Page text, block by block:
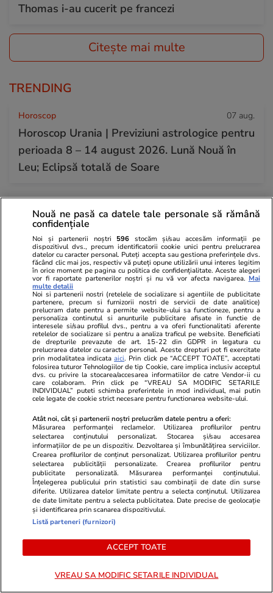
Thomas i-au cucerit pe francezi
Citește mai multe
TRENDING
Horoscop 07 aug.
Horoscop Urania | Previziuni astrologice pentru
perioada 8 – 14 august 2026. Lună Nouă în
Leu; Eclipsă totală de Soare
Vremea extremă a făcut ravagii în Brașov, Cluj,
Sibiu și Bihor. Copaci doborâți, acoperișuri
smulse și inundații
Știri România 07 aug.
Debitul Dunării a atins un minim istoric, dar
hidrologii anunță că fluviul va începe să
crească din 13 august: „Am mai câștiga 3-4
zile”
Știri România 07 aug.
Noi reguli la graniță pentru români. ANAF și
Autoritatea Vamală vor să impună o limită de
40 de pachete de țigări la fiecare 40 de zile
Nouă ne pasă ca datele tale personale să rămână
confidențiale
Noi și partenerii noștri 596 stocăm și/sau accesăm informații pe
dispozitivul dvs., precum identificatorii cookie unici pentru prelucrarea
datelor cu caracter personal. Puteți accepta sau gestiona preferințele dvs.
făcând clic mai jos, respectiv vă puteți opune utilizării unui interes legitim
în orice moment pe pagina cu politica de confidențialitate. Aceste alegeri
vor fi raportate partenerilor noștri și nu vă vor afecta navigarea. Mai
multe detalii
Noi si partenerii nostri (retelele de socializare si agentiile de publicitate
partenere, precum si furnizorii nostri de servicii de date analitice)
prelucram date pentru a permite website-ului sa functioneze, pentru a
personaliza continutul si anunturile publicitare afisate in functie de
interesele si/sau profilul dvs., pentru a va oferi functionalitati aferente
retelelor de socializare si pentru a analiza traficul pe website. Beneficiati
de drepturile prevazute de art. 15-22 din GDPR in legatura cu
prelucrarea datelor cu caracter personal. Aceste drepturi pot fi exercitate
prin modalitatea indicataaici. Prin click pe “ACCEPT TOATE”, acceptati
folosirea tuturor Tehnologiilor de tip Cookie, care implica inclusiv acceptul
dvs. cu privire la stocarea/accesarea informatiilor de catre Vendor-ii cu
care colaboram. Prin click pe “VREAU SA MODIFIC SETARILE
INDIVIDUAL” puteti schimba preferintele in mod individual, mai putin
cele legate de cookie strict necesare pentru functionarea website-ului.
Atât noi, cât și partenerii noștri prelucrăm datele pentru a oferi:
Măsurarea performanței reclamelor. Utilizarea profilurilor pentru
selectarea conținutului personalizat. Stocarea și/sau accesarea
informațiilor de pe un dispozitiv. Dezvoltarea și îmbunătățirea serviciilor.
Crearea profilurilor de conținut personalizat. Utilizarea profilurilor pentru
selectarea publicității personalizate. Crearea profilurilor pentru
publicitate personalizată. Măsurarea performanței conținutului.
Înțelegerea publicului prin statistici sau combinații de date din surse
diferite. Utilizarea datelor limitate pentru a selecta conținutul. Utilizarea
de date limitate pentru a selecta publicitatea. Date precise de geolocație
și identificarea prin scanarea dispozitivului.
Listă parteneri (furnizori)
ACCEPT TOATE
VREAU SA MODIFIC SETARILE INDIVIDUAL